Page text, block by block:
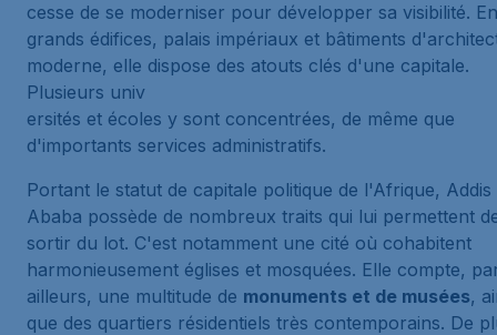
cesse de se moderniser pour développer sa visibilité.
grands édifices, palais impériaux et bâtiments
moderne, elle dispose des atouts clés d'une capitale.
Plusieurs univ
ersités et écoles y sont concentrées, de même que
d'importants services administratifs.
Portant le statut de capitale politique de l'Afrique, Addis
Ababa possède de nombreux traits qui lui permettent
sortir du lot. C'est notamment une cité où cohabitent
harmonieusement églises et mosquées. Elle compte,
ailleurs, une multitude de monuments et de musées,
que des quartiers résidentiels très contemporains. De